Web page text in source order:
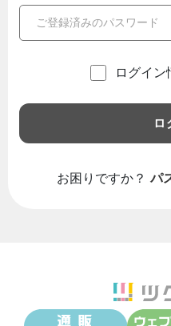
ログイン
ロ
お困りですか？ パ